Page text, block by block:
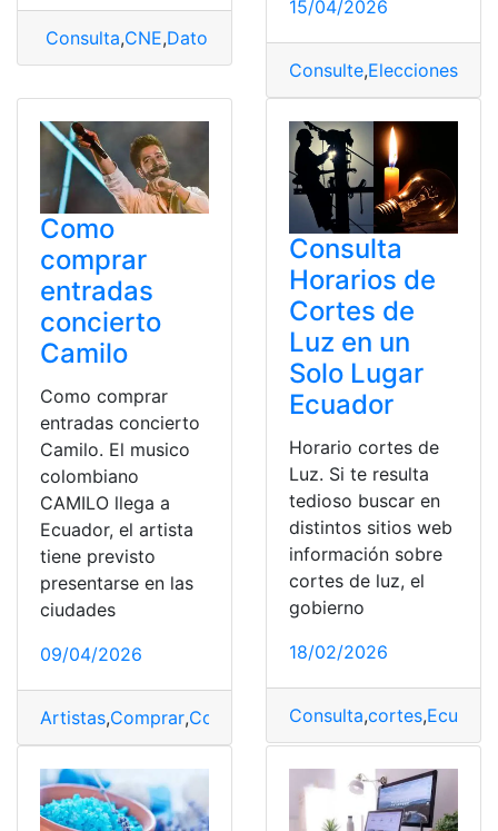
Consulta,CNE,Datos Lugar,Lugar de votación,solicitar
15/04/2026
Consulte,Elecciones
Como
comprar
entradas
concierto
Camilo
Como comprar
entradas concierto
Camilo. El musico
colombiano
CAMILO llega a
Ecuador, el artista
tiene previsto
presentarse en las
ciudades
09/04/2026
Artistas,Comprar,Concierto Entrada,Lugar
Consulta
Horarios de
Cortes de
Luz en un
Solo Lugar
Ecuador
Horario cortes de
Luz. Si te resulta
tedioso buscar en
distintos sitios web
información sobre
cortes de luz, el
gobierno
18/02/2026
Consulta,cortes,Ecuador